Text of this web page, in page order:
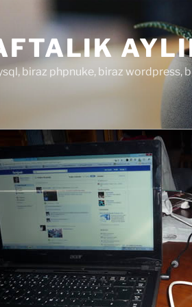
biraz phpnuke, biraz wordpress,